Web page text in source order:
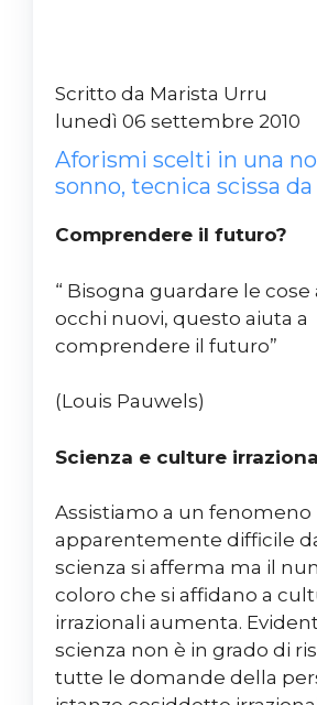
Scritto da Marista Urru
lunedì 06 settembre 2010
Aforismi scelti in una
sonno, tecnica scissa
Comprendere il futuro?
“ Bisogna guardare le
occhi nuovi, questo aiuta a
comprendere il futuro”
(Louis Pauwels)
Scienza e culture
Assistiamo a un fenomeno
apparentemente difficile
scienza si afferma ma il
coloro che si affidano a
irrazionali aumenta.
scienza non è in grado di
tutte le domande della